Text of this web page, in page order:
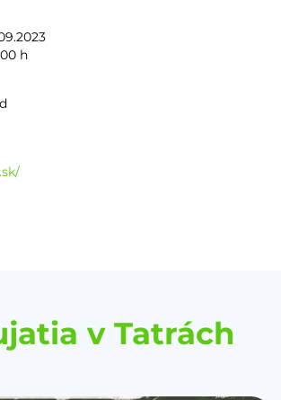
h
v Tatrách